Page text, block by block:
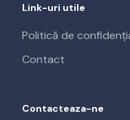
Link-uri utile
Politică de
Contact
Contacteaza-ne